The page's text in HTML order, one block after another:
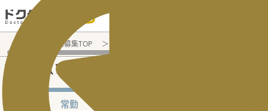
医師転職・求人募集TOP
非常勤（アルバイト）医師求人・転職情報
常勤